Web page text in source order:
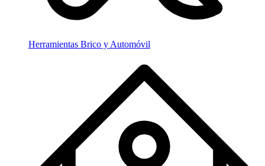
Herramientas Brico y Automóvil